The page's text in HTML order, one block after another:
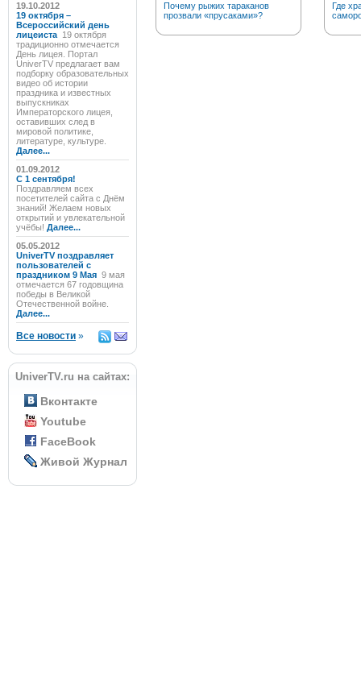
19.10.2012
19 октября –
Всероссийский день
лицеиста 19 октября
традиционно отмечается
День лицея. Портал
UniverTV предлагает вам
подборку образовательных
видео об истории
праздника и известных
выпускниках
Императорского лицея,
оставивших след в
мировой политике,
литературе, культуре.
Далее...
01.09.2012
C 1 сентября!
Поздравляем всех
посетителей сайта с Днём
знаний! Желаем новых
открытий и увлекательной
учёбы! Далее...
05.05.2012
UniverTV поздравляет
пользователей с
праздником 9 Мая 9 мая
отмечается 67 годовщина
победы в Великой
Отечественной войне.
Далее...
Все новости »
UniverTV.ru на сайтах:
Вконтакте
Youtube
FaceBook
Живой Журнал
Почему рыжих тараканов
прозвали «прусаками»?
Где